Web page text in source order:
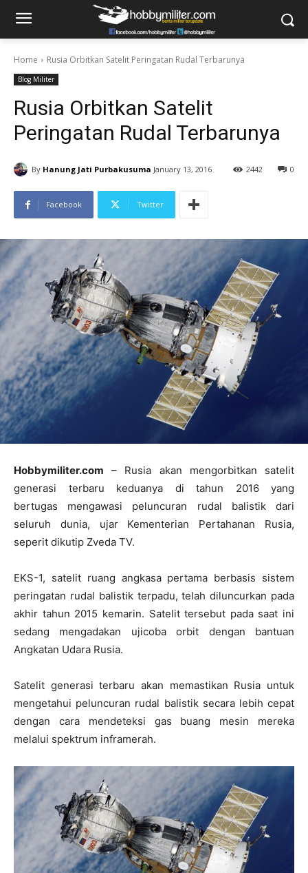
Home Rusia Orbitkan Satelit Peringatan Rudal Terbarunya
Blog Militer
Rusia Orbitkan Satelit
Peringatan Rudal Terbarunya
By Hanung Jati Purbakusuma January 13, 2016 0
2442
Facebook Twitter
Hobbymiliter.com – Rusia akan mengorbitkan satelit
generasi terbaru keduanya di tahun 2016 yang
bertugas mengawasi peluncuran rudal balistik dari
seluruh dunia, ujar Kementerian Pertahanan Rusia,
seperit dikutip Zveda TV.
EKS-1, satelit ruang angkasa pertama berbasis sistem
peringatan rudal balistik terpadu, telah diluncurkan pada
akhir tahun 2015 kemarin. Satelit tersebut pada saat ini
sedang mengadakan ujicoba orbit dengan bantuan
Angkatan Udara Rusia.
Satelit generasi terbaru akan memastikan Rusia untuk
mengetahui peluncuran rudal balistik secara lebih cepat
dengan cara mendeteksi gas buang mesin mereka
melalui spektrum inframerah.